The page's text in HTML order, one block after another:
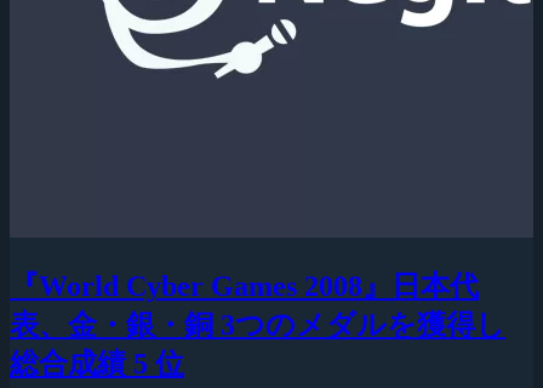
『World Cyber Games 2008』日本代
表、金・銀・銅 3つのメダルを獲得し
総合成績 5 位